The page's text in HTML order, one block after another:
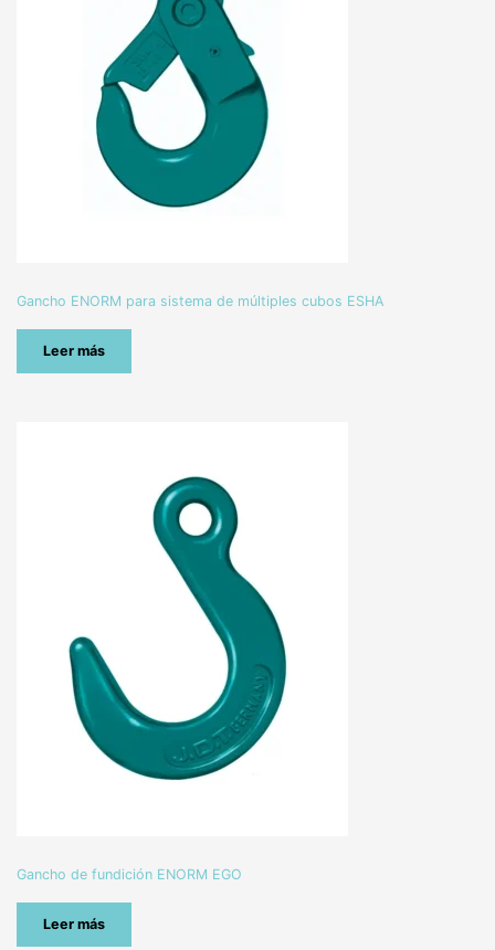
Gancho ENORM para sistema de múltiples cubos ESHA
Leer más
Gancho de fundición ENORM EGO
Leer más